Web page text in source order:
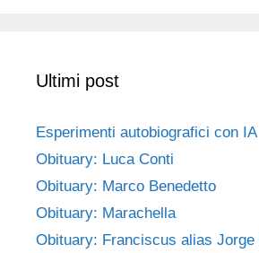
Ultimi post
Esperimenti autobiografici con IA
Obituary: Luca Conti
Obituary: Marco Benedetto
Obituary: Marachella
Obituary: Franciscus alias Jorge